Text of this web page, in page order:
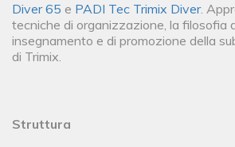
Diver 65 e PADI Tec Trimix Diver.
tecniche di organizzazione, la filosofia
insegnamento e di promozione della
di Trimix.
Struttura